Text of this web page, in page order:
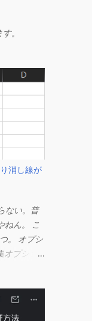
。
消し線が
ない。普
ねん。 こ
。 オプシ
プショ
し線）が
動的に同